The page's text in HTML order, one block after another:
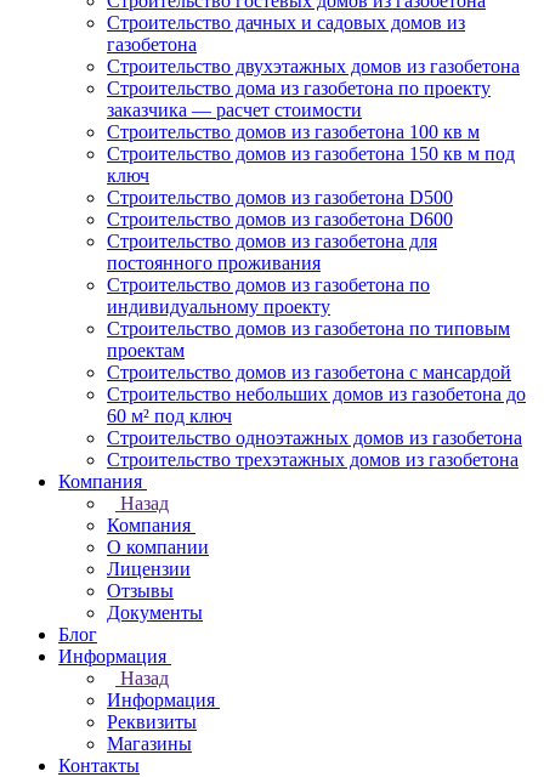
Строительство дачных и садовых домов из
газобетона
Строительство двухэтажных домов из газобетона
Строительство дома из газобетона по проекту
заказчика — расчет стоимости
Строительство домов из газобетона 100 кв м
Строительство домов из газобетона 150 кв м под
ключ
Строительство домов из газобетона D500
Строительство домов из газобетона D600
Строительство домов из газобетона для
постоянного проживания
Строительство домов из газобетона по
индивидуальному проекту
Строительство домов из газобетона по типовым
проектам
Строительство домов из газобетона с мансардой
Строительство небольших домов из газобетона до
60 м² под ключ
Строительство одноэтажных домов из газобетона
Строительство трехэтажных домов из газобетона
Компания
Назад
Компания
О компании
Лицензии
Отзывы
Документы
Блог
Информация
Назад
Информация
Реквизиты
Магазины
Контакты